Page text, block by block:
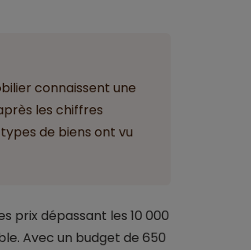
connaissent une
les chiffres
de biens ont vu
prix dépassant les 10 000
Avec un budget de 650